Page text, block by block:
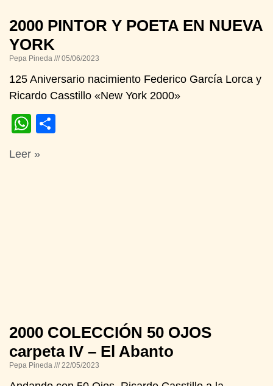
2000 PINTOR Y POETA EN NUEVA
YORK
Pepa Pineda 05/06/2023
125 Aniversario nacimiento Federico García Lorca y
Ricardo Casstillo «New York 2000»
WhatsApp
Leer »
2000 COLECCIÓN 50 OJOS
carpeta IV – El Abanto
Pepa Pineda 22/05/2023